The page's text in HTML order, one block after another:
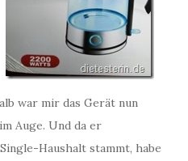
war mir das Gerät nun
Auge. Und da er
Haushalt stammt, habe